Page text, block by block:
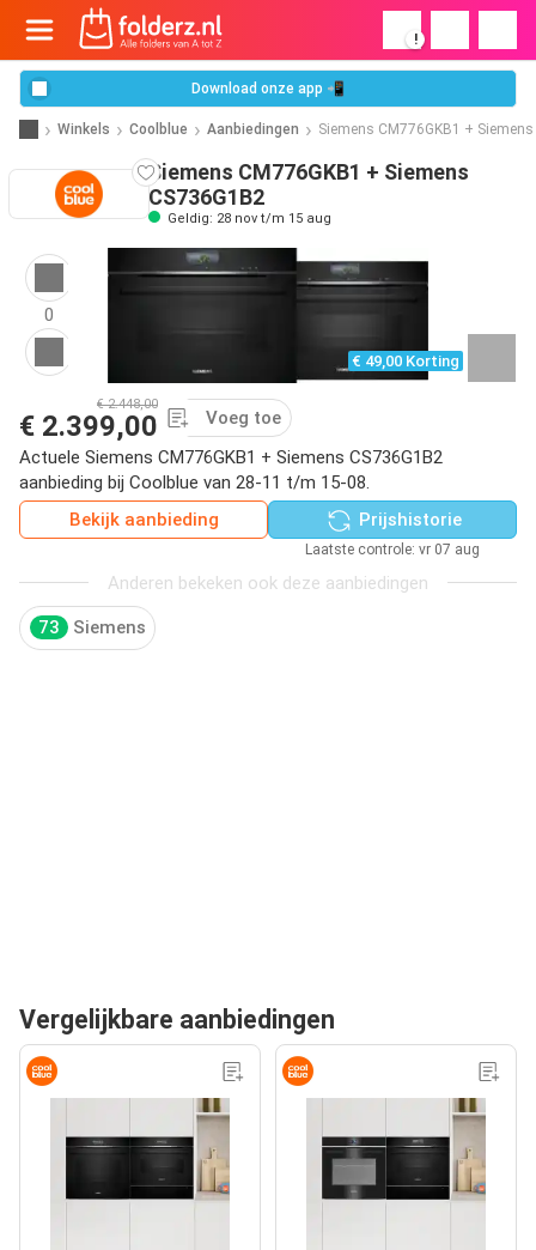
!
Download onze app 📲
Winkels Coolblue Aanbiedingen Siemens CM776GKB1 +
Siemens CM776GKB1 + Siemens
CS736G1B2
Geldig: 28 nov t/m 15 aug
0
€ 49,00 Korting
€ 2.448,00
€ 2.399,00
Voeg toe
Actuele Siemens CM776GKB1 + Siemens CS736G1B2
aanbieding bij Coolblue van 28-11 t/m 15-08.
Bekijk aanbieding
Prijshistorie
Laatste controle: vr 07 aug
Anderen bekeken ook deze aanbiedingen
73 Siemens
Vergelijkbare aanbiedingen